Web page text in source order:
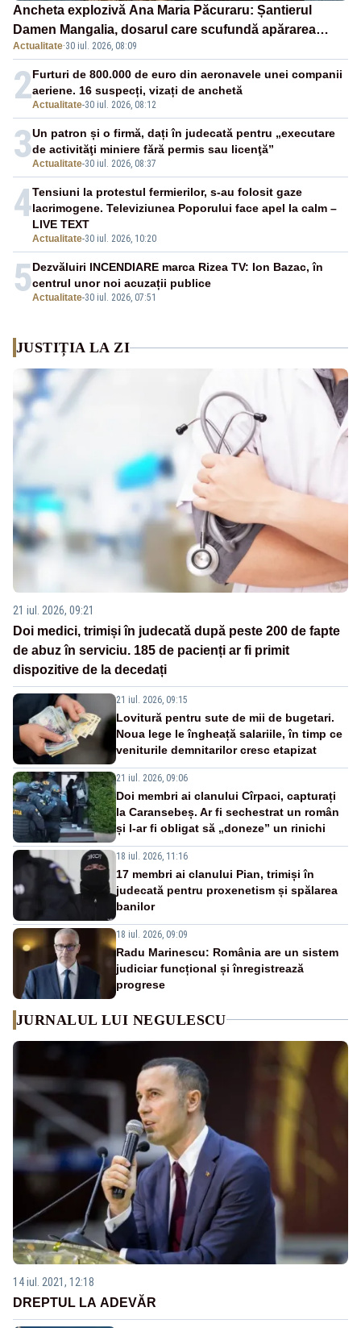
Ancheta explozivă Ana Maria Păcuraru: Șantierul
Damen Mangalia, dosarul care scufundă apărarea
României
Actualitate·30 iul. 2026, 08:09
2Actualitate-30 iul. 2026, 08:12
Furturi de 800.000 de euro din aeronavele unei companii
aeriene. 16 suspecți, vizați de anchetă
3Actualitate-30 iul. 2026, 08:37
Un patron și o firmă, dați în judecată pentru „executare
de activităţi miniere fără permis sau licenţă”
4
Actualitate-30 iul. 2026, 10:20
Tensiuni la protestul fermierilor, s-au folosit gaze
lacrimogene. Televiziunea Poporului face apel la calm –
LIVE TEXT
5Actualitate-30 iul. 2026, 07:51
Dezvăluiri INCENDIARE marca Rizea TV: Ion Bazac, în
centrul unor noi acuzații publice
JUSTIȚIA LA ZI
21 iul. 2026, 09:21
Doi medici, trimiși în judecată după peste 200 de fapte
de abuz în serviciu. 185 de pacienți ar fi primit
dispozitive de la decedați
21 iul. 2026, 09:15
Lovitură pentru sute de mii de bugetari.
Noua lege le îngheață salariile, în timp ce
veniturile demnitarilor cresc etapizat
21 iul. 2026, 09:06
Doi membri ai clanului Cîrpaci, capturați
la Caransebeș. Ar fi sechestrat un român
și l-ar fi obligat să „doneze” un rinichi
18 iul. 2026, 11:16
17 membri ai clanului Pian, trimiși în
judecată pentru proxenetism și spălarea
banilor
18 iul. 2026, 09:09
Radu Marinescu: România are un sistem
judiciar funcțional și înregistrează
progrese
JURNALUL LUI NEGULESCU
14 iul. 2021, 12:18
DREPTUL LA ADEVĂR